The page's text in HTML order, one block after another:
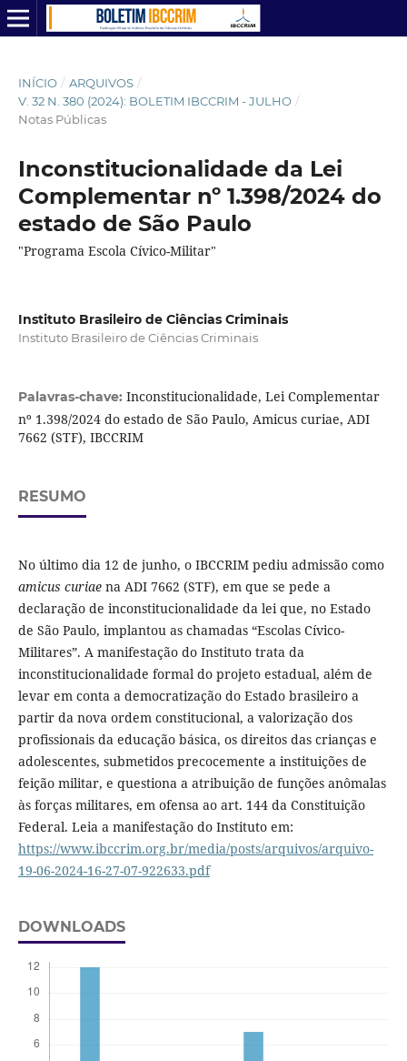
INÍCIO / ARQUIVOS /
V. 32 N. 380 (2024): BOLETIM IBCCRIM - JULHO /
Notas Públicas
Inconstitucionalidade da Lei
Complementar nº 1.398/2024 do
estado de São Paulo
"Programa Escola Cívico-Militar"
Instituto Brasileiro de Ciências Criminais
Instituto Brasileiro de Ciências Criminais
Palavras-chave: Inconstitucionalidade, Lei Complementar
nº 1.398/2024 do estado de São Paulo, Amicus curiae, ADI
7662 (STF), IBCCRIM
RESUMO
No último dia 12 de junho, o IBCCRIM pediu admissão como
amicus curiae na ADI 7662 (STF), em que se pede a
declaração de inconstitucionalidade da lei que, no Estado
de São Paulo, implantou as chamadas “Escolas Cívico-
Militares”. A manifestação do Instituto trata da
inconstitucionalidade formal do projeto estadual, além de
levar em conta a democratização do Estado brasileiro a
partir da nova ordem constitucional, a valorização dos
profissionais da educação básica, os direitos das crianças e
adolescentes, submetidos precocemente a instituições de
feição militar, e questiona a atribuição de funções anômalas
às forças militares, em ofensa ao art. 144 da Constituição
Federal. Leia a manifestação do Instituto em:
https://www.ibccrim.org.br/media/posts/arquivos/arquivo-
19-06-2024-16-27-07-922633.pdf
DOWNLOADS